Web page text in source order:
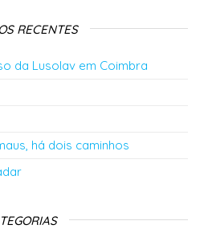
RECENTES
da Lusolav em Coimbra
há dois caminhos